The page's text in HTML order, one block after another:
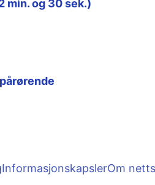
min. og 30 sek.)
InformasjonskapslerOm